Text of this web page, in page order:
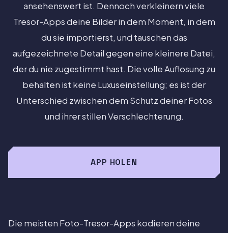
ansehenswert ist. Dennoch verkleinern viele
Tresor-Apps deine Bilder in dem Moment, in dem
du sie importierst, und tauschen das
aufgezeichnete Detail gegen eine kleinere Datei,
der du nie zugestimmt hast. Die volle Auflosung zu
behalten ist keine Luxuseinstellung; es ist der
Unterschied zwischen dem Schutz deiner Fotos
und ihrer stillen Verschlechterung.
APP HOLEN
Die meisten Foto-Tresor-Apps kodieren deine